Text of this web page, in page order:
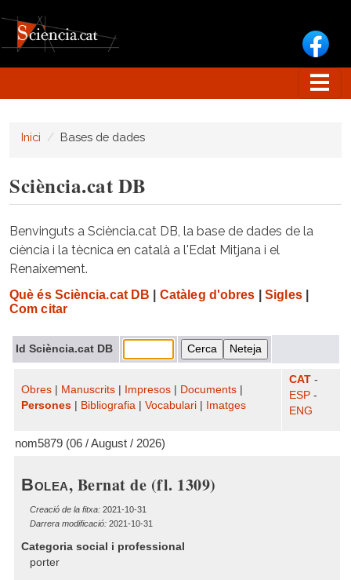
Inici Bases de dades
Sciència.cat DB
Benvinguts a Sciència.cat DB, la base de dades de la
ciència i la tècnica en català a l'Edat Mitjana i el
Renaixement.
Què és Sciència.cat DB Catàleg d'obres Sigles|
Com citar
Id Sciència.cat DB
Obres Manuscrits Impresos Documents
Persones
Bibliografia Vocabulari Imatges
CAT -
ESP -
ENG
nom5879 (06 / August / 2026)
Bolea, Bernat de (fl. 1309)
Creació de la fitxa: 2021-10-31
Darrera modificació: 2021-10-31
Categoria social i professional
porter